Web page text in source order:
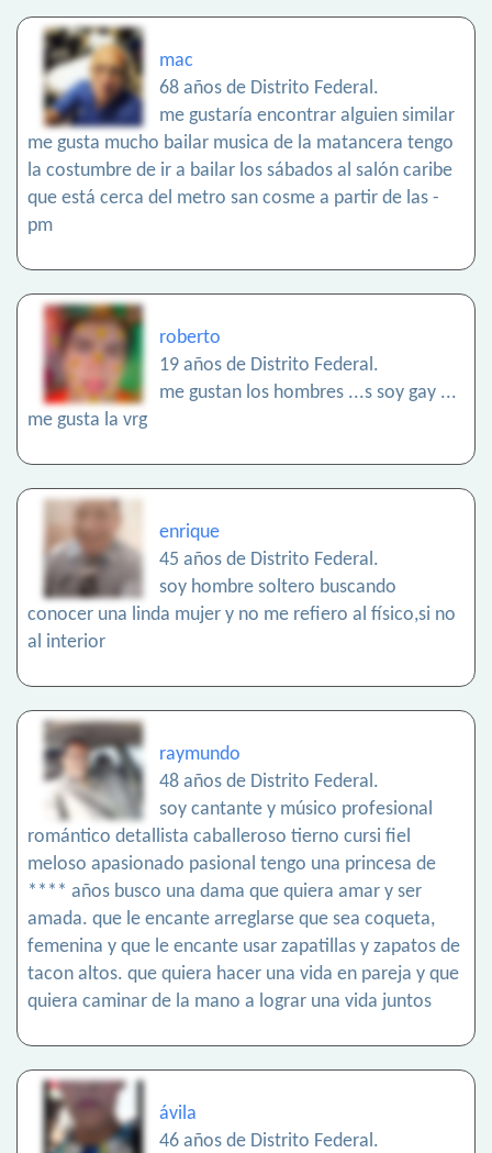
mac
68 años de Distrito Federal.
me gustaría encontrar alguien similar
me gusta mucho bailar musica de la matancera tengo
la costumbre de ir a bailar los sábados al salón caribe
que está cerca del metro san cosme a partir de las -
pm
roberto
19 años de Distrito Federal.
me gustan los hombres ...s soy gay ...
me gusta la vrg
enrique
45 años de Distrito Federal.
soy hombre soltero buscando
conocer una linda mujer y no me refiero al físico,si no
al interior
raymundo
48 años de Distrito Federal.
soy cantante y músico profesional
romántico detallista caballeroso tierno cursi fiel
meloso apasionado pasional tengo una princesa de
**** años busco una dama que quiera amar y ser
amada. que le encante arreglarse que sea coqueta,
femenina y que le encante usar zapatillas y zapatos de
tacon altos. que quiera hacer una vida en pareja y que
quiera caminar de la mano a lograr una vida juntos
ávila
46 años de Distrito Federal.